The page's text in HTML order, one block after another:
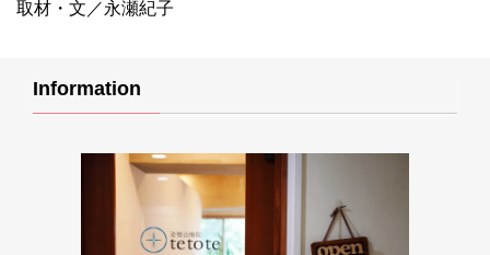
取材・文／永瀬紀子
Information